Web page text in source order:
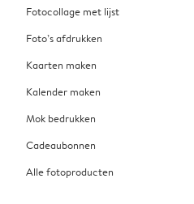
Fotocollage met lijst
Foto’s afdrukken
Kaarten maken
Kalender maken
Mok bedrukken
Cadeaubonnen
Alle fotoproducten